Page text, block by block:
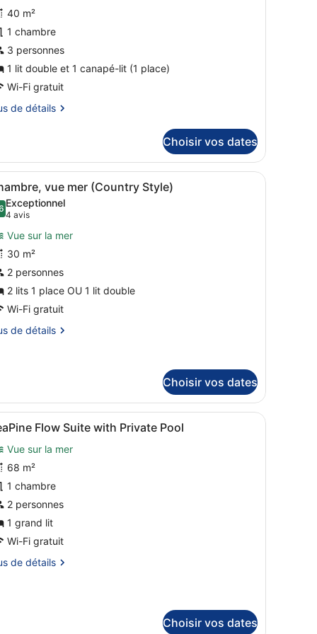
:
40 m²
1 chambre
3 personnes
1 lit double et 1 canapé-lit (1 place)
Wi-Fi gratuit
de détails
Choisir vos dates
dégagée sur l’océan et les bâtiments situés au loin.
:
Une chambre à coucher moderne avec
9 vue mer (Country Style)
sur 10
Exceptionnel
4 avis
(4 avis)
Vue sur la mer
30 m²
2 personnes
2 lits 1 place OU 1 lit double
Wi-Fi gratuit
de détails
Choisir vos dates
d’un grand lit, d’un coin salon avec un fauteuil et une petite
:
Un espace extérieur moderne,
19 Flow Suite with Private Pool
Vue sur la mer
68 m²
1 chambre
2 personnes
1 grand lit
Wi-Fi gratuit
de détails
Choisir vos dates